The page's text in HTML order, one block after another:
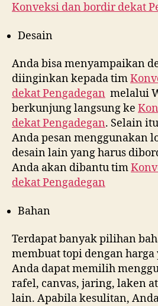
Konveksi dan bordir dekat
Desain
Anda bisa menyampaikan
diinginkan kepada tim
dekatPengadegan melalui
berkunjung langsung ke
dekatPengadegan. Selain
Anda pesan menggunakan
desain lain yang harus
Anda akan dibantu tim
dekatPengadegan
Bahan
Terdapat banyak pilihan
membuat topi dengan harga
Anda dapat memilih
rafel, canvas, jaring, laken
lain. Apabila kesulitan,